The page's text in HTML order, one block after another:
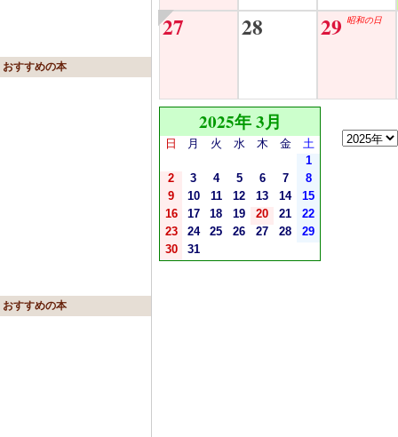
おすすめの本
おすすめの本
27 28 29 昭和の日
2025年 3月
日 月 火 水 木 金
土
1
2
3 4 5 6 7
8
9
10 11 12 13 14
15
16
17 18 19 20 21
22
23
24 25 26 27 28
29
30
31